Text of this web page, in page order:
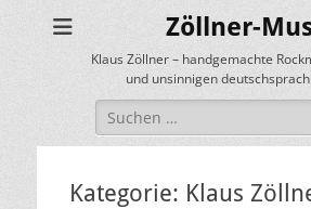
Zöllner-
Klaus Zöllner – handgemachte
und unsinnigen
Suchen
nach:
Kategorie: Klaus